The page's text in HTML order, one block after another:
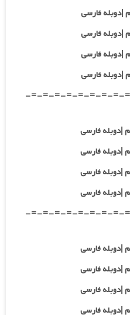
-=-=-=-=-=-=-=-=-
-=-=-=-=-=-=-=-=-